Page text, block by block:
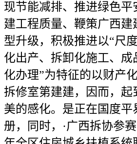
现节能减排、推进绿色平
建工程质量、鞭策广西建
型升级，积极推进以“尺
化出产、拆卸化施工、成
化办理”为特征的以财产
拆修室第建建，因而，起
美的感化。是正在国度平
册，同时，·广西拆协参